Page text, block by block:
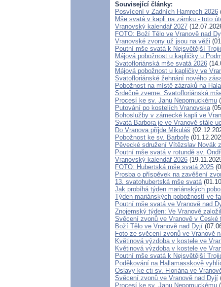
Související články:
Posvícení v Zadních Hamrech 2026
Mše svatá v kapli na zámku - toto
Vranovský kalendář 2027
FOTO: Boží Tělo ve Vranově nad
Vranovské zvony už jsou na věži
Poutní mše svatá k Nejsvětější
Májová pobožnost u kapličky u
Svatofloriánská mše svatá 2026
Májová pobožnost u kapličky ve
Svatofloriánské žehnání nového
Pobožnost na místě zázraků na
Srdečně zveme: Svatofloriánská
Procesí ke sv. Janu Nepomuckému
Putování po kostelích Vranovska
Bohoslužby v zámecké kapli ve
Svatá Barbora je ve Vranově stále
Do Vranova příjde Mikuláš
Pobožnost ke sv. Barboře
Pěvecké sdružení Vítězslav Novák
Poutní mše svatá v rotundě sv.
Vranovský kalendář 2026
FOTO: Hubertská mše svatá 2025
Prosba o příspěvek na zavěšení
13. svatohubertská mše svatá
Jak probíhá týden mariánských
Týden mariánských pobožností ve
Poutní mše svatá ve Vranově nad
Znojemský týden: Ve Vranově
Svěcení zvonů ve Vranově v České
Boží Tělo ve Vranově nad Dyjí
Foto ze svěcení zvonů ve Vranově
Květinová výzdoba v kostele ve
Květinová výzdoba v kostele ve
Poutní mše svatá k Nejsvětější
Poděkování na Hallamasskově
Oslavy ke cti sv. Floriána ve
Svěcení zvonů ve Vranově nad Dyjí
Procesí ke sv. Janu Nepomuckému